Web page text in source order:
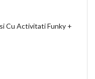
Cu Activitati Funky +